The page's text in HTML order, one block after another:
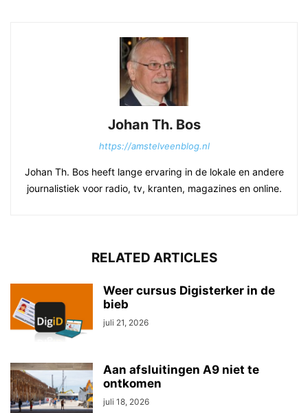
Johan Th. Bos
https://amstelveenblog.nl
Johan Th. Bos heeft lange ervaring in de lokale en andere
journalistiek voor radio, tv, kranten, magazines en online.
RELATED ARTICLES
Weer cursus Digisterker in de
bieb
juli 21, 2026
Aan afsluitingen A9 niet te
ontkomen
juli 18, 2026